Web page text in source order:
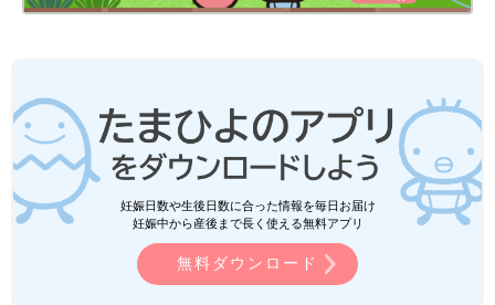
妊娠日数や生後日数に合った情報を毎日お届け
妊娠中から産後まで長く使える無料アプリ
無料ダウンロード